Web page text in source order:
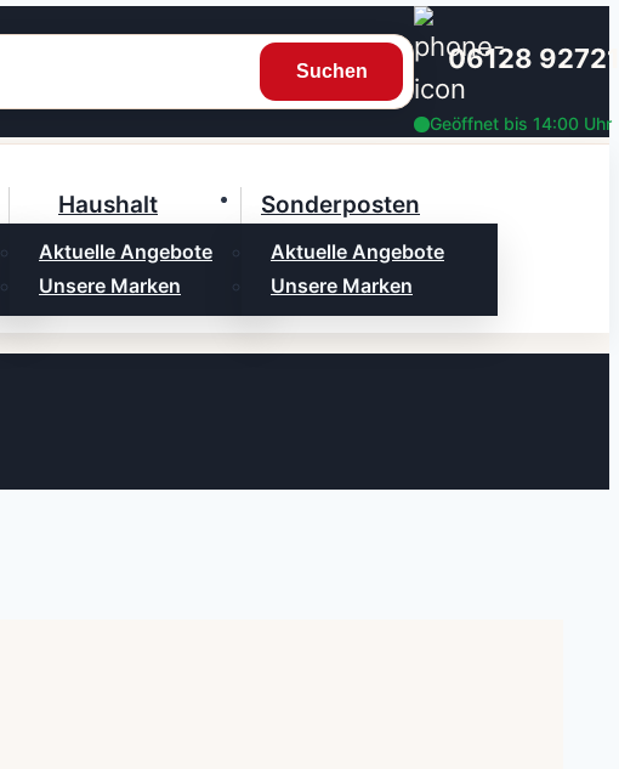
Suchen 06128
Geöffnet bis 14:00 Uhr
Haushalt
Aktuelle Angebote
Unsere Marken
Sonderposten
Aktuelle Angebote
Unsere Marken